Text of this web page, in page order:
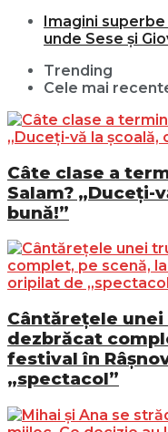
Imagini
unde Sese și
Trending
Cele mai
Câte clase a
Salam? „Duceți-
bună!”
Cântărețele
dezbrăcat
festival în
„spectacol”